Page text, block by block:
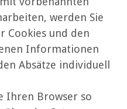
werden Sie
Cookies und den
Informationen
Absätze individuell
Ihren Browser so